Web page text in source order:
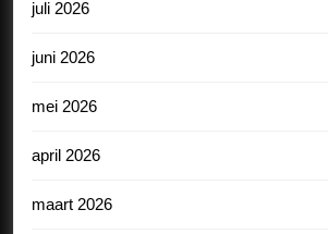
juli 2026
juni 2026
mei 2026
april 2026
maart 2026